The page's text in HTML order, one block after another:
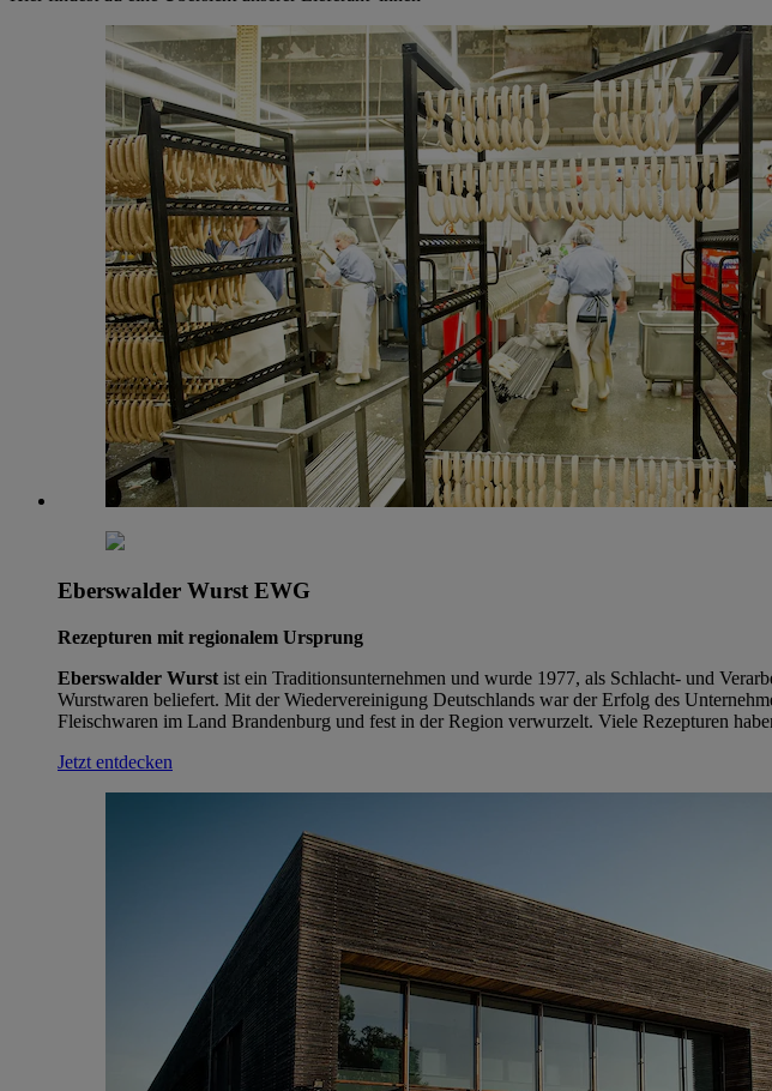
Eberswalder Wurst EWG
Rezepturen mit regionalem Ursprung
Eberswalder Wurst ist ein Traditionsunternehmen und wurde 1977, als Schlacht- und
Wurstwaren beliefert. Mit der Wiedervereinigung Deutschlands war der Erfolg des
Fleischwaren im Land Brandenburg und fest in der Region verwurzelt. Viele Rezepturen
Jetzt entdecken